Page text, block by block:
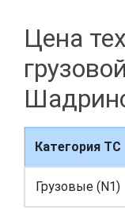
Цена
Категория ТС
Грузовые (N1)